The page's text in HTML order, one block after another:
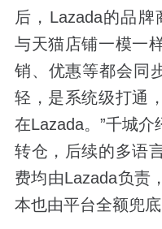
后，Lazada的品
与天猫店铺一模一
销、优惠等都会同
轻，是系统级打通
在Lazada。”千城
转仓，后续的多语
费均由Lazada负责
本也由平台全额兜底